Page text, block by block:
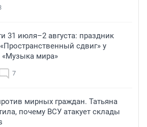
31 июля–2 августа: праздник
сдвиг» у
мира»
7
мирных граждан. Татьяна
почему ВСУ атакует склады